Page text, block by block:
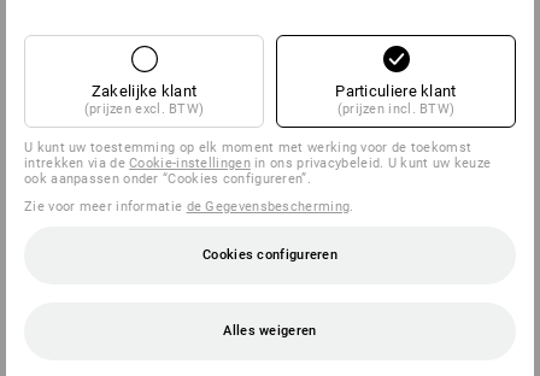
Zakelijke klant
(prijzen excl. BTW)
Particuliere klant
(prijzen incl. BTW)
U kunt uw toestemming op elk moment met werking voor de toekomst
intrekken via deCookie-instellingenin ons privacybeleid. U kunt uw keuze
ook aanpassen onder “Cookies configureren”.
Zie voor meer informatie de Gegevensbescherming
Cookies configureren
Alles weigeren